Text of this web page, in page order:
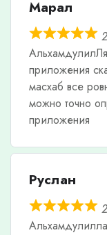
Марал
приложения
масхаб все
можно точно
приложения
Руслан